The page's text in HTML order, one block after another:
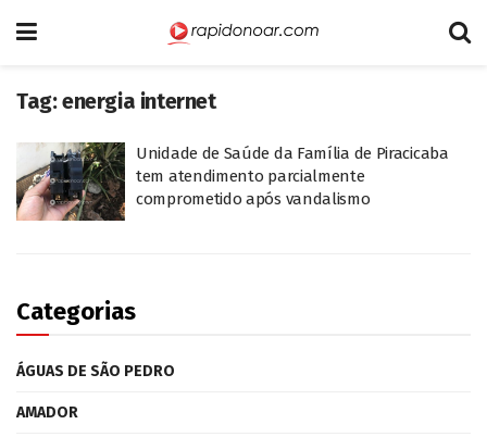
Tag:energia internet
Unidade de Saúde da Família de Piracicaba
tem atendimento parcialmente
comprometido após vandalismo
Categorias
ÁGUAS DE SÃO PEDRO
AMADOR